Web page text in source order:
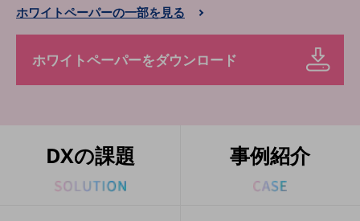
電話・映像コミュニケーション
セキュリティ
データ利活用
ホワイトペーパーの一部を見る
ホワイトペーパーをダウンロード
DXの課題 事例紹介